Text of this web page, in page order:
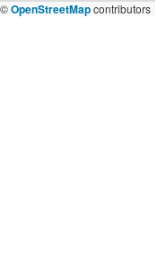
©OpenStreetMapcontributors